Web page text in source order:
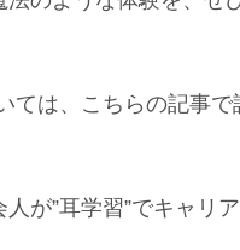
は、こちらの記事で
が”耳学習”でキャリ